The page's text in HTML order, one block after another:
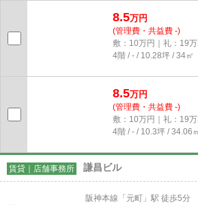
8.5万円
(管理費・共益費 -)
敷：10万円｜礼：19万
4階 / - / 10.28坪 / 34㎡
8.5万円
(管理費・共益費 -)
敷：10万円｜礼：19万
4階 / - / 10.3坪 / 34.06
賃貸｜店舗事務所 謙昌ビル
阪神本線「元町」駅 徒歩5分